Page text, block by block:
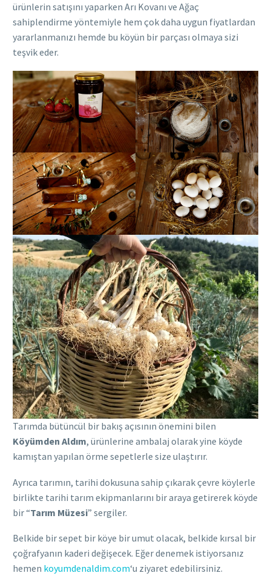
ürünlerin satışını yaparken Arı Kovanı ve Ağaç
sahiplendirme yöntemiyle hem çok daha uygun fiyatlardan
yararlanmanızı hemde bu köyün bir parçası olmaya sizi
teşvik eder.
Tarımda bütüncül bir bakış açısının önemini bilen
Köyümden Aldım, ürünlerine ambalaj olarak yine köyde
kamıştan yapılan örme sepetlerle size ulaştırır.
Ayrıca tarımın, tarihi dokusuna sahip çıkarak çevre köylerle
birlikte tarihi tarım ekipmanlarını bir araya getirerek köyde
bir “Tarım Müzesi” sergiler.
Belkide bir sepet bir köye bir umut olacak, belkide kırsal bir
çoğrafyanın kaderi değişecek. Eğer denemek istiyorsanız
hemen koyumdenaldim.com‘u ziyaret edebilirsiniz.